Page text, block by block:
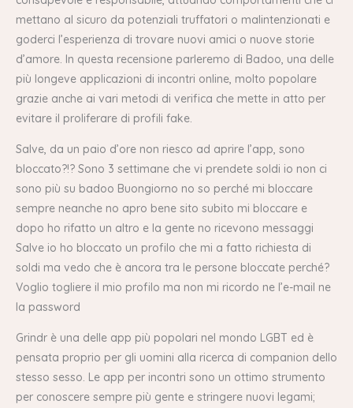
mettano al sicuro da potenziali truffatori o malintenzionati e
goderci l’esperienza di trovare nuovi amici o nuove storie
d’amore. In questa recensione parleremo di Badoo, una delle
più longeve applicazioni di incontri online, molto popolare
grazie anche ai vari metodi di verifica che mette in atto per
evitare il proliferare di profili fake.
Salve, da un paio d’ore non riesco ad aprire l’app, sono
bloccato?!? Sono 3 settimane che vi prendete soldi io non ci
sono più su badoo Buongiorno no so perché mi bloccare
sempre neanche no apro bene sito subito mi bloccare e
dopo ho rifatto un altro e la gente no ricevono messaggi
Salve io ho bloccato un profilo che mi a fatto richiesta di
soldi ma vedo che è ancora tra le persone bloccate perché?
Voglio togliere il mio profilo ma non mi ricordo ne l’e-mail ne
la password
Grindr è una delle app più popolari nel mondo LGBT ed è
pensata proprio per gli uomini alla ricerca di companion dello
stesso sesso. Le app per incontri sono un ottimo strumento
per conoscere sempre più gente e stringere nuovi legami;